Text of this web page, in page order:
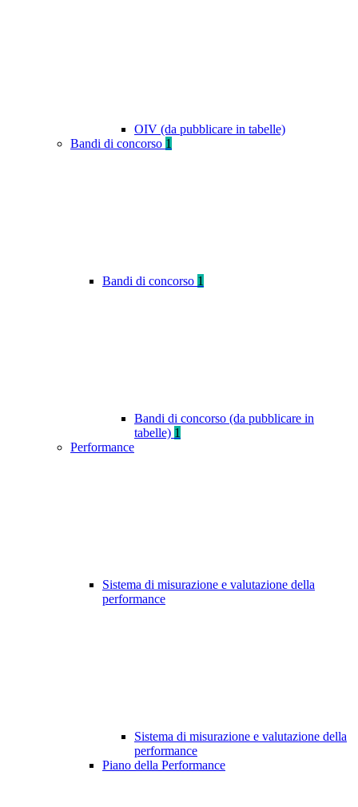
OIV (da pubblicare in tabelle)
Bandi di concorso 1
Bandi di concorso 1
Bandi di concorso (da pubblicare in
tabelle) 1
Performance
Sistema di misurazione e valutazione della
performance
Sistema di misurazione e valutazione della
performance
Piano della Performance